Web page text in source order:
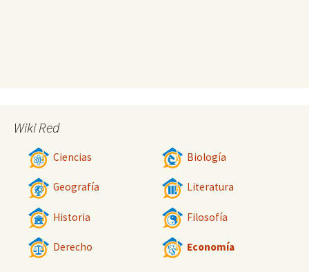
Wiki Red
Ciencias Biología
Geografía Literatura
Historia Filosofía
Derecho Economía